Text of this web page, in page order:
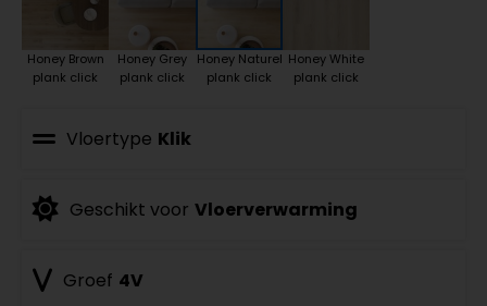
Honey Brown
plank click
Honey Grey
plank click
Honey Naturel
plank click
Honey White
plank click
Vloertype Klik
Geschikt voor Vloerverwarming
Groef 4V